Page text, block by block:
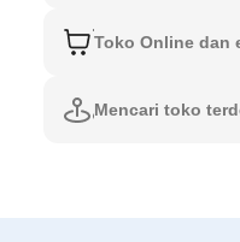
Toko Online dan
Mencari toko